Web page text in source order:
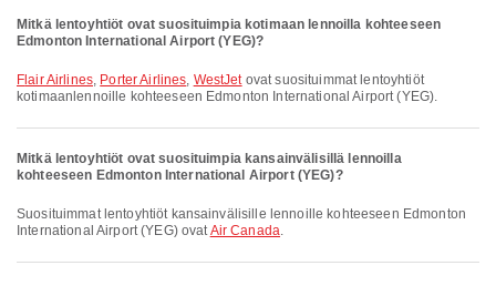
Mitkä lentoyhtiöt ovat suosituimpia kotimaan lennoilla kohteeseen
Edmonton International Airport (YEG)?
Flair Airlines, Porter Airlines, WestJetovat suosituimmat lentoyhtiöt
kotimaanlennoille kohteeseen Edmonton International Airport (YEG).
Mitkä lentoyhtiöt ovat suosituimpia kansainvälisillä lennoilla
kohteeseen Edmonton International Airport (YEG)?
Suosituimmat lentoyhtiöt kansainvälisille lennoille kohteeseen Edmonton
International Airport (YEG) ovatAir Canada.